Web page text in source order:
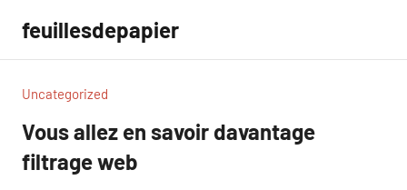
contenu
feuillesdepapier
Uncategorized
Vous allez en savoir davantage
filtrage web